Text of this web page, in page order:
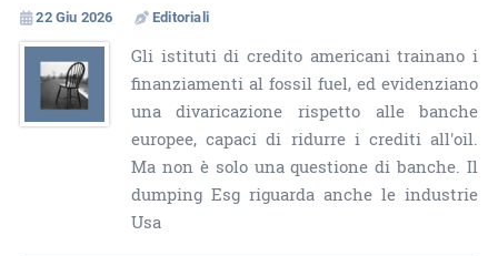
22 Giu 2026 Editoriali
Gli istituti di credito americani trainano i
finanziamenti al fossil fuel, ed evidenziano
una divaricazione rispetto alle banche
europee, capaci di ridurre i crediti all'oil.
Ma non è solo una questione di banche. Il
dumping Esg riguarda anche le industrie
Usa